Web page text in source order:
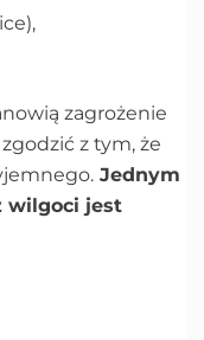
zagrożenie
z tym, że
Jednym
wilgoci jest